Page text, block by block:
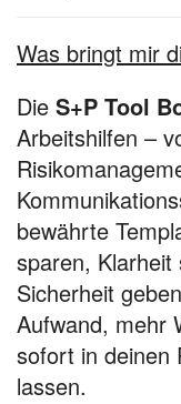
Was bringt mir
Die S+P Tool
Arbeitshilfen –
bewährte
sparen,
Sicherheit
Aufwand, mehr
sofort in deinen
lassen.